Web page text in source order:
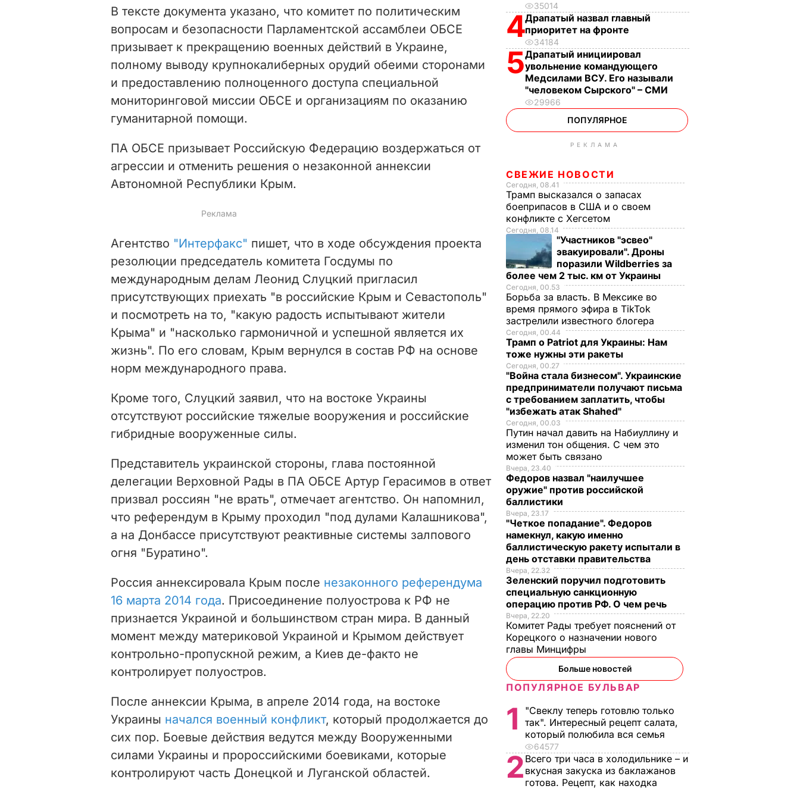
o
В тексте документа указано, что комитет по политическим
вопросам и безопасности Парламентской ассамблеи ОБСЕ
призывает к прекращению военных действий в Украине,
полному выводу крупнокалиберных орудий обеими сторонами
и предоставлению полноценного доступа специальной
мониторинговой миссии ОБСЕ и организациям по оказанию
гуманитарной помощи.
ПА ОБСЕ призывает Российскую Федерацию воздержаться от
агрессии и отменить решения о незаконной аннексии
Автономной Республики Крым.
Агентство "Интерфакс" пишет, что в ходе обсуждения проекта
резолюции председатель комитета Госдумы по
международным делам Леонид Слуцкий пригласил
присутствующих приехать "в российские Крым и Севастополь"
и посмотреть на то, "какую радость испытывают жители
Крыма" и "насколько гармоничной и успешной является их
жизнь". По его словам, Крым вернулся в состав РФ на основе
норм международного права.
Кроме того, Слуцкий заявил, что на востоке Украины
отсутствуют российские тяжелые вооружения и российские
гибридные вооруженные силы.
Представитель украинской стороны, глава постоянной
делегации Верховной Рады в ПА ОБСЕ Артур Герасимов в ответ
призвал россиян "не врать", отмечает агентство. Он напомнил,
что референдум в Крыму проходил "под дулами Калашникова",
а на Донбассе присутствуют реактивные системы залпового
огня "Буратино".
Россия аннексировала Крым после незаконного референдума
16 марта 2014 года. Присоединение полуострова к РФ не
признается Украиной и большинством стран мира. В данный
момент между материковой Украиной и Крымом действует
контрольно-пропускной режим, а Киев де-факто не
контролирует полуостров.
После аннексии Крыма, в апреле 2014 года, на востоке
Украины начался военный конфликт, который продолжается до
сих пор. Боевые действия ведутся между Вооруженными
силами Украины и пророссийскими боевиками, которые
контролируют часть Донецкой и Луганской областей.
35014
4Драпатый назвал главный
приоритет на фронте
34184
5Драпатый инициировал
увольнение командующего
Медсилами ВСУ. Его называли
"человеком Сырского" – СМИ
29966
ПОПУЛЯРНОЕ
РЕКЛАМА
СВЕЖИЕ НОВОСТИ
Сегодня, 08.41
Трамп высказался о запасах
боеприпасов в США и о своем
конфликте с Хегсетом
Сегодня, 08.14
"Участников "эсвео"
эвакуировали". Дроны
поразили Wildberries за
более чем 2 тыс. км от Украины
Сегодня, 00.53
Борьба за власть. В Мексике во
время прямого эфира в TikTok
застрелили известного блогера
Сегодня, 00.44
Трамп о Patriot для Украины: Нам
тоже нужны эти ракеты
Сегодня, 00.27
"Война стала бизнесом". Украинские
предприниматели получают письма
с требованием заплатить, чтобы
"избежать атак Shahed"
Сегодня, 00.03
Путин начал давить на Набиуллину и
изменил тон общения. С чем это
может быть связано
Вчера, 23.40
Федоров назвал "наилучшее
оружие" против российской
баллистики
Вчера, 23.17
"Четкое попадание". Федоров
намекнул, какую именно
баллистическую ракету испытали в
день отставки правительства
Вчера, 22.32
Зеленский поручил подготовить
специальную санкционную
операцию против РФ. О чем речь
Вчера, 22.20
Комитет Рады требует пояснений от
Корецкого о назначении нового
главы Минцифры
Больше новостей
ПОПУЛЯРНОЕ БУЛЬВАР
1
"Свеклу теперь готовлю только
так". Интересный рецепт салата,
который полюбила вся семья
64577
2 Всего три часа в холодильнике – и
вкусная закуска из баклажанов
готова. Рецепт, как находка